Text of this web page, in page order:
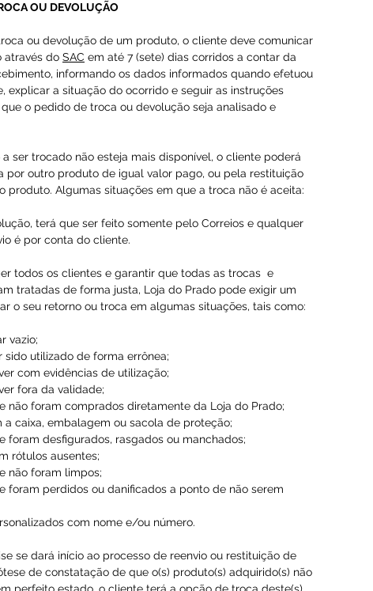
OU DEVOLUÇÃO
ou devolução de um produto, o cliente deve comunicar
através do SAC em até 7 (sete) dias corridos a contar da
informando os dados informados quando efetuou
explicar a situação do ocorrido e seguir as instruções
o pedido de troca ou devolução seja analisado e
ser trocado não esteja mais disponível, o cliente poderá
por outro produto de igual valor pago, ou pela restituição
produto. Algumas situações em que a troca não é aceita:
terá que ser feito somente pelo Correios e qualquer
é por conta do cliente.
todos os clientes e garantir que todas as trocas e
tratadas de forma justa, Loja do Prado pode exigir um
o seu retorno ou troca em algumas situações, tais como:
vazio;
sido utilizado de forma errônea;
com evidências de utilização;
fora da validade;
não foram comprados diretamente da Loja do Prado;
a caixa, embalagem ou sacola de proteção;
foram desfigurados, rasgados ou manchados;
rótulos ausentes;
não foram limpos;
foram perdidos ou danificados a ponto de não serem
com nome e/ou número.
se dará início ao processo de reenvio ou restituição de
de constatação de que o(s) produto(s) adquirido(s) não